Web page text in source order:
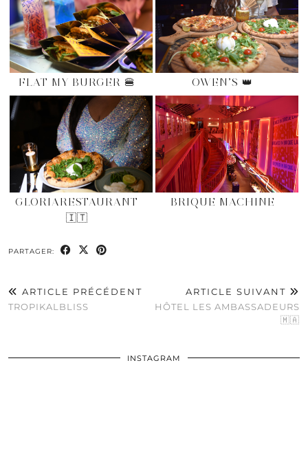
FLAT MY BURGER 🍔 OWEN’S 👑
GLORIARESTAURANT
🇮🇹
BRIQUE MACHINE
PARTAGER:
ARTICLE PRÉCÉDENT
TROPIKALBLISS
ARTICLE SUIVANT
HÔTEL LES AMBASSADEURS
🇲🇦
INSTAGRAM